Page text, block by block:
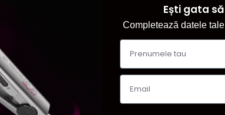
Ești gata
Completează datele